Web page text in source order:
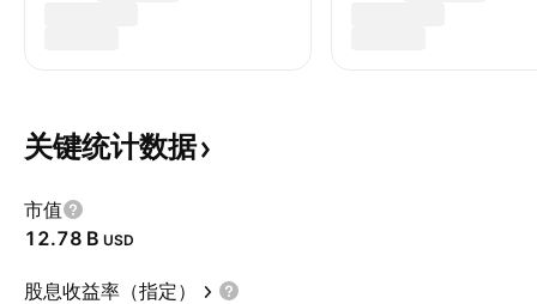
关键统计数据
市值
‪12.78 B‬ USD
股息收益率（指定）